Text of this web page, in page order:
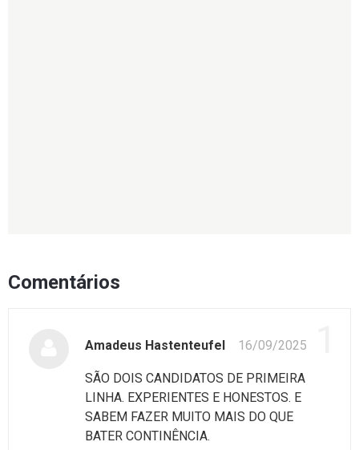
Comentários
Amadeus Hastenteufel 16/09/2025
SÃO DOIS CANDIDATOS DE PRIMEIRA
LINHA. EXPERIENTES E HONESTOS. E
SABEM FAZER MUITO MAIS DO QUE
BATER CONTINÊNCIA.